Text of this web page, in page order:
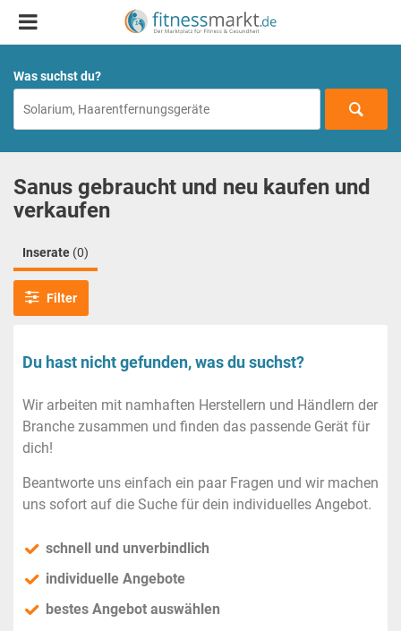
Was suchst du?
Sanus gebraucht und neu kaufen und
verkaufen
Inserate (0)
Filter
Du hast nicht gefunden, was du suchst?
Wir arbeiten mit namhaften Herstellern und Händlern der
Branche zusammen und finden das passende Gerät für
dich!
Beantworte uns einfach ein paar Fragen und wir machen
uns sofort auf die Suche für dein individuelles Angebot.
schnell und unverbindlich
individuelle Angebote
bestes Angebot auswählen